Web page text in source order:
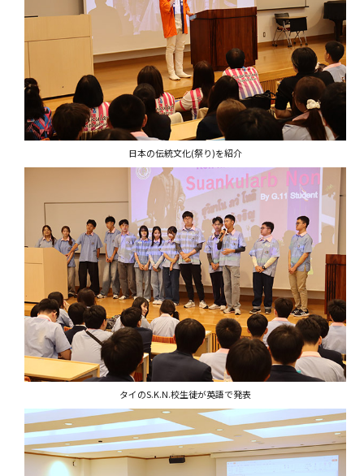
日本の伝統文化(祭り)を紹介
タイのS.K.N.校生徒が英語で発表